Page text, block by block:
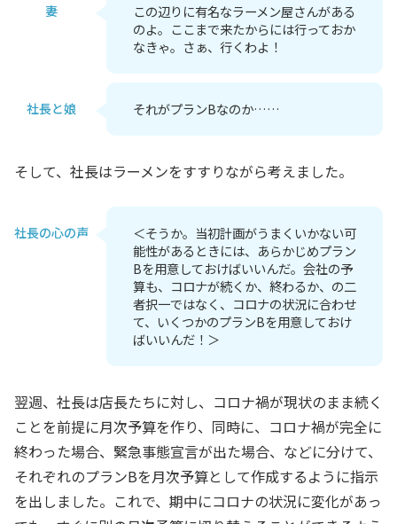
妻
この辺りに有名なラーメン屋さんがある
のよ。ここまで来たからには行っておか
なきゃ。さぁ、行くわよ！
社長と娘 それがプランBなのか……
そして、社長はラーメンをすすりながら考えました。
社長の心の声
＜そうか。当初計画がうまくいかない可
能性があるときには、あらかじめプラン
Bを用意しておけばいいんだ。会社の予
算も、コロナが続くか、終わるか、の二
者択一ではなく、コロナの状況に合わせ
て、いくつかのプランBを用意しておけ
ばいいんだ！＞
翌週、社長は店長たちに対し、コロナ禍が現状のまま続く
ことを前提に月次予算を作り、同時に、コロナ禍が完全に
終わった場合、緊急事態宣言が出た場合、などに分けて、
それぞれのプランBを月次予算として作成するように指示
を出しました。これで、期中にコロナの状況に変化があっ